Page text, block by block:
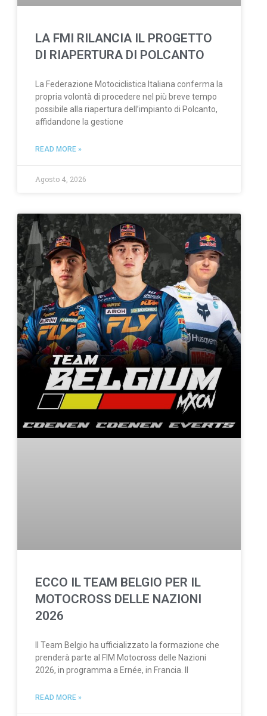
LA FMI RILANCIA IL PROGETTO
DI RIAPERTURA DI POLCANTO
La Federazione Motociclistica Italiana conferma la
propria volontà di procedere nel più breve tempo
possibile alla riapertura dell’impianto di Polcanto,
affidandone la gestione
READ MORE »
Agosto 4, 2026
ECCO IL TEAM BELGIO PER IL
MOTOCROSS DELLE NAZIONI
2026
Il Team Belgio ha ufficializzato la formazione che
prenderà parte al FIM Motocross delle Nazioni
2026, in programma a Ernée, in Francia. Il
READ MORE »